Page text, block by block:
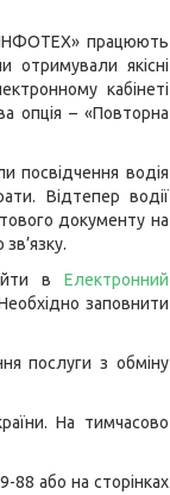
працюють
отримували якісні
кабінеті
опція – «Повторна
посвідчення водія
Відтепер водії
документу на
в Електронний
заповнити
послуги з обміну
На тимчасово
або на сторінках